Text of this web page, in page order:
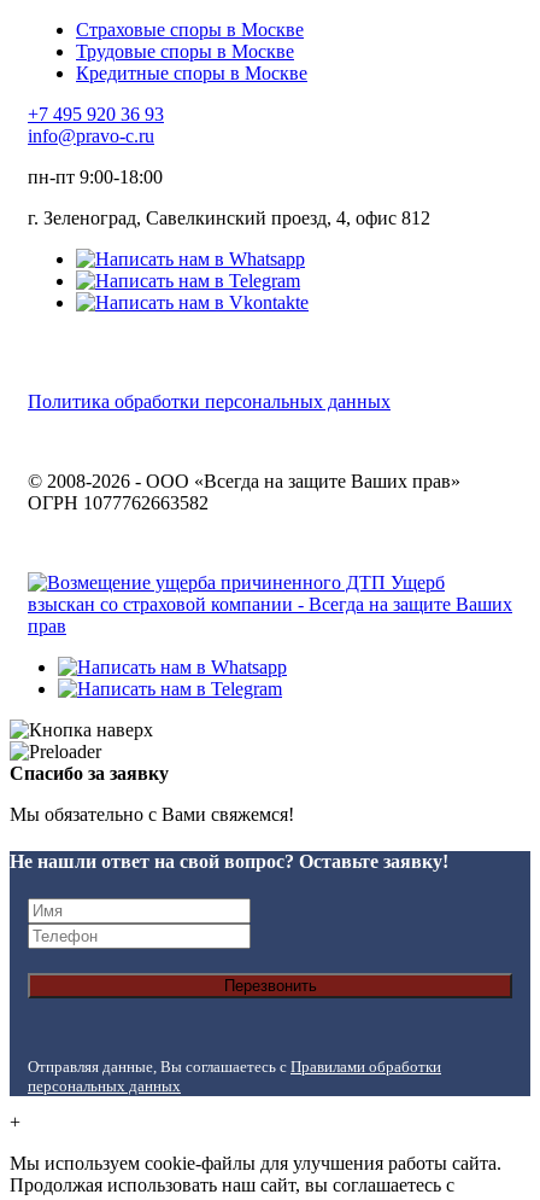
Страховые споры в Москве
Трудовые споры в Москве
Кредитные споры в Москве
+7 495 920 36 93
info@pravo-c.ru
пн-пт 9:00-18:00
г. Зеленоград, Савелкинский проезд, 4, офис 812
Политика обработки персональных данных
© 2008-2026 - ООО «Всегда на защите Ваших прав»
ОГРН 1077762663582
Спасибо за заявку
Мы обязательно с Вами свяжемся!
Не нашли ответ на свой вопрос? Оставьте заявку!
Перезвонить
Отправляя данные, Вы соглашаетесь с Правилами обработки
персональных данных
+
Мы используем cookie-файлы для улучшения работы сайта.
Продолжая использовать наш сайт, вы соглашаетесь с